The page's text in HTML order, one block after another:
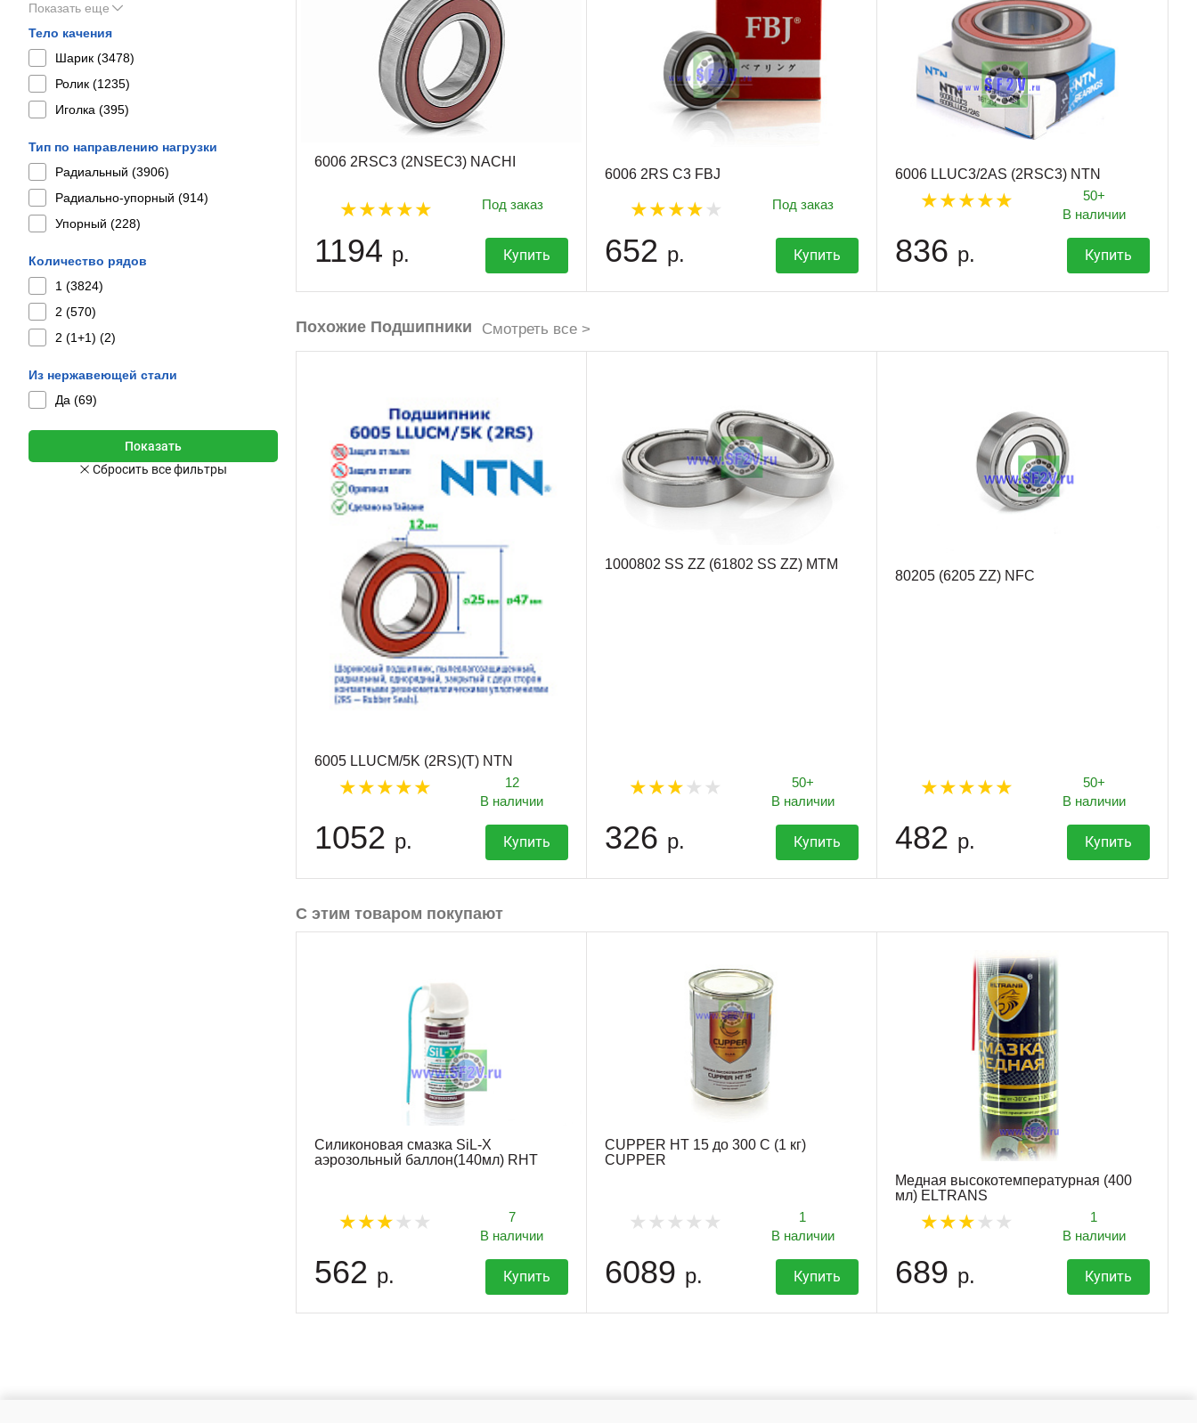
Показать еще
Тело качения
Шарик (3478)
Ролик (1235)
Иголка (395)
Тип по направлению нагрузки
Радиальный (3906)
Радиально-упорный (914)
Упорный (228)
Количество рядов
1 (3824)
2 (570)
2 (1+1) (2)
Из нержавеющей стали
Да (69)
6006 2RSC3 (2NSEC3) NACHI
Под заказ
1194 р. Купить
6006 2RS C3 FBJ
Под заказ
652 р. Купить
6006 LLUC3/2AS (2RSC3) NTN
50+
В наличии
836 р. Купить
Похожие Подшипники Смотреть все >
6005 LLUCM/5K (2RS)(T) NTN
12
В наличии
1052 р. Купить
1000802 SS ZZ (61802 SS ZZ) MTM
50+
В наличии
326 р. Купить
80205 (6205 ZZ) NFC
50+
В наличии
482 р. Купить
С этим товаром покупают
Силиконовая смазка SiL-X
аэрозольный баллон(140мл) RHT
7
В наличии
562 р. Купить
CUPPER HT 15 до 300 С (1 кг)
CUPPER
1
В наличии
6089 р. Купить
Медная высокотемпературная (400
мл) ELTRANS
1
В наличии
689 р. Купить